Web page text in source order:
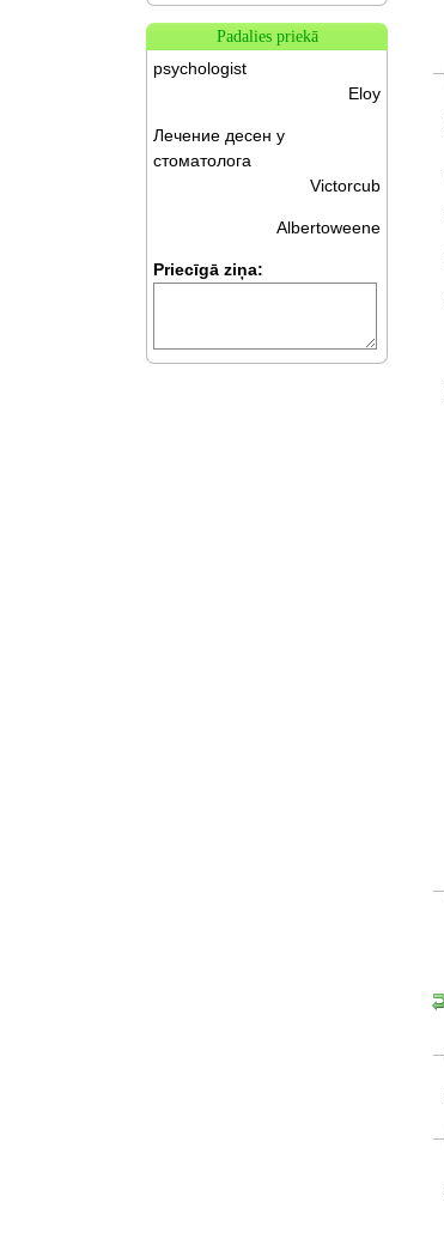
Padalies priekā
psychologist
Eloy
Лечение десен у
стоматолога
Victorcub
Albertoweene
Priecīgā ziņa: